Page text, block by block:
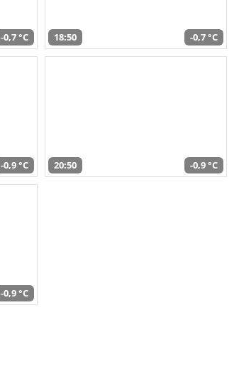
-0,7 °C 18:50 -0,7 °C
-0,9 °C 20:50 -0,9 °C
-0,9 °C